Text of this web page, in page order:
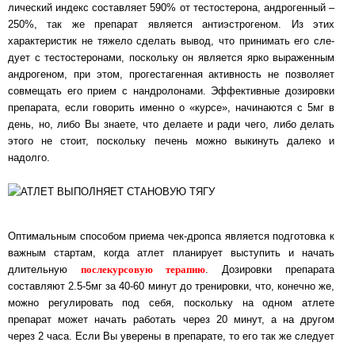
ли­чес­кий индекс составляет 590% от тестостерона, андрогенный –
250%, так же пре­па­рат яв­ля­ет­ся ан­ти­эс­тро­ге­ном. Из этих
характеристик не тяжело сделать вы­вод, что при­ни­мать его сле­
ду­ет с тестостеронами, поскольку он является ярко вы­ра­жен­ным
ан­дро­г­еном, при этом, прогестагенная активность не позволяет
совмещать его при­ем с нан­дро­ло­на­ми. Эффективные дозировки
препарата, если говорить именно о «кур­се», на­чи­на­ют­ся с 5мг в
день, но, либо Вы знаете, что делаете и ради чего, либо де­лать
это­го не сто­ит, по­с­коль­ку пе­чень мож­но выкинуть далеко и
надолго.
Оптимальным способом приема чек-дропса является подготовка к
важным стартам, ког­да ат­лет планирует выступить и начать
длительнуюпослекурсовую терапию. До­зи­ров­ки пре­па­ра­та
составляют 2.5-5мг за 40-60 минут до тренировки, что, конечно же,
мож­но ре­гу­ли­ро­вать под себя, поскольку на одном атлете
препарат может начать ра­бо­тать че­рез 20 минут, а на другом
через 2 часа. Если Вы уверены в препарате, то его так же сле­ду­ет